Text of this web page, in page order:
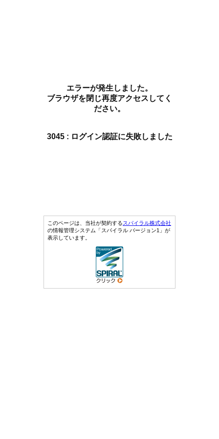
エラーが発生しました。
ブラウザを閉じ再度アクセスしてく
ださい。
3045 : ログイン認証に失敗しました
このページは、当社が契約するスパイラル株式会社
の情報管理システム「スパイラル バージョン1」が
表示しています。